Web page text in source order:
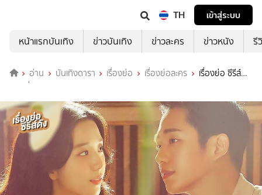
TH
เข้าสู่ระบบ
หน้าแรกบันเทิง
ข่าวบันเทิง ข่าวละคร ข่าวหนัง รี
อ่าน บันเทิงดารา เรื่องย่อ เรื่องย่อละคร
เรื่องย่อ ซีรีส์
เกาหลี Snowdrop